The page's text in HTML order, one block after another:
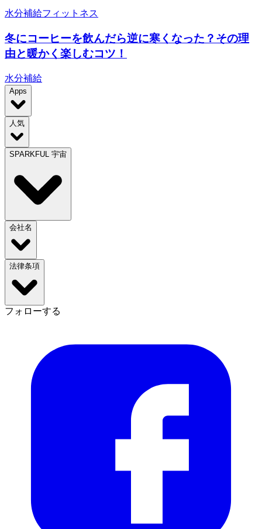
水分補給フィットネス
冬にコーヒーを飲んだら逆に寒くなった？その理
由と暖かく楽しむコツ！
水分補給
Apps
人気
SPARKFUL 宇宙
会社名
法律条項
フォローする